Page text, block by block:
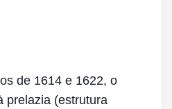
de 1614 e 1622, o
prelazia (estrutura